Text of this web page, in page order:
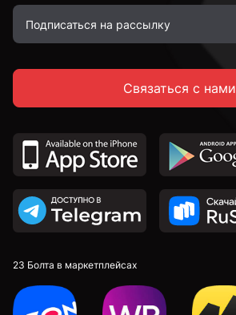
Связаться с нами
23 Болта в маркетплейсах